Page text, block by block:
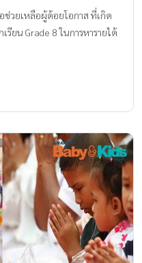
ช่วยเหลือผู้ด้อยโอกาส ที่เกิด
ยน Grade 8 ในการหารายได้